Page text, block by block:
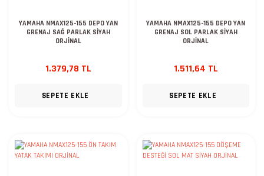
YAMAHA NMAX125-155 DEPO YAN
GRENAJ SAĞ PARLAK SİYAH
ORJİNAL
1.379,78 TL
SEPETE EKLE
YAMAHA NMAX125-155 DEPO YAN
GRENAJ SOL PARLAK SİYAH
ORJİNAL
1.511,64 TL
SEPETE EKLE